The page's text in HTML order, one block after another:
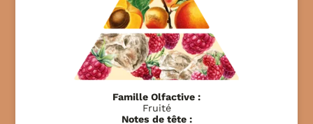
Famille Olfactive :
Fruité
Notes de tête :